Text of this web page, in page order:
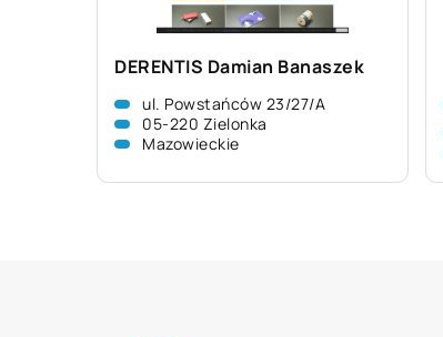
DERENTIS Damian Banaszek
ul. Powstańców 23/27/A
05-220 Zielonka
Mazowieckie